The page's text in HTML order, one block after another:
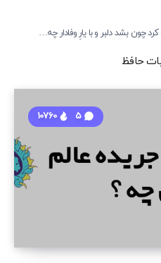
چون بشد دلبر و با یارِ وفادار چه…
حافظ
5
10760